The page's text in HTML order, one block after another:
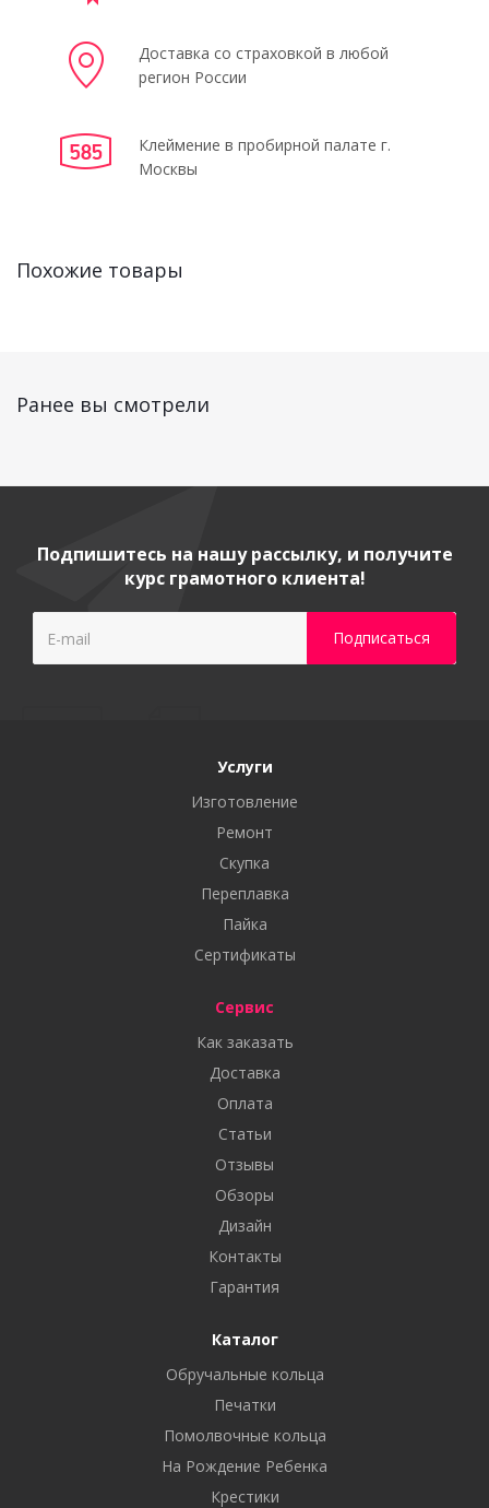
Доставка со страховкой в любой
регион России
Клеймение в пробирной палате г.
Москвы
Похожие товары
Ранее вы смотрели
Подпишитесь на нашу рассылку, и получите
курс грамотного клиента!
Услуги
Изготовление
Ремонт
Скупка
Переплавка
Пайка
Сертификаты
Сервис
Как заказать
Доставка
Оплата
Статьи
Отзывы
Обзоры
Дизайн
Контакты
Гарантия
Каталог
Обручальные кольца
Печатки
Помолвочные кольца
На Рождение Ребенка
Крестики